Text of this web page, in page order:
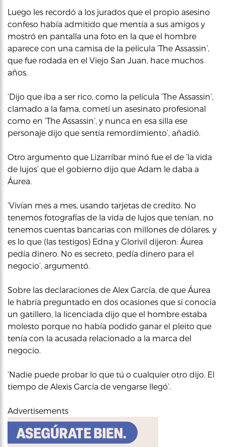
Luego les recordó a los jurados que el propio asesino
confeso había admitido que mentía a sus amigos y
mostró en pantalla una foto en la que el hombre
aparece con una camisa de la película ‘The Assassin’,
que fue rodada en el Viejo San Juan, hace muchos
años.
‘Dijo que iba a ser rico, como la película ‘The Assassin’,
clamado a la fama, cometí un asesinato profesional
como en ‘The Assassin’, y nunca en esa silla ese
personaje dijo que sentía remordimiento’, añadió.
Otro argumento que Lizarríbar minó fue el de ‘la vida
de lujos’ que el gobierno dijo que Adam le daba a
Áurea.
‘Vivían mes a mes, usando tarjetas de credito. No
tenemos fotografías de la vida de lujos que tenían, no
tenemos cuentas bancarias con millones de dólares, y
es lo que (las testigos) Edna y Glorivil dijeron: Áurea
pedía dinero. No es secreto, pedía dinero para el
negocio’, argumentó.
Sobre las declaraciones de Alex García, de que Áurea
le habría preguntado en dos ocasiones que si conocía
un gatillero, la licenciada dijo que el hombre estaba
molesto porque no había podido ganar el pleito que
tenía con la acusada relacionado a la marca del
negocio.
‘Nadie puede probar lo que tú o cualquier otro dijo. El
tiempo de Alexis García de vengarse llegó’.
Advertisements